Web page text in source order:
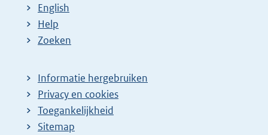
English
Help
Zoeken
Informatie hergebruiken
Privacy en cookies
Toegankelijkheid
Sitemap